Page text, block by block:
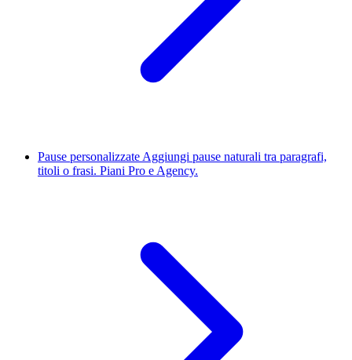
Pause personalizzate Aggiungi pause naturali tra paragrafi,
titoli o frasi. Piani Pro e Agency.